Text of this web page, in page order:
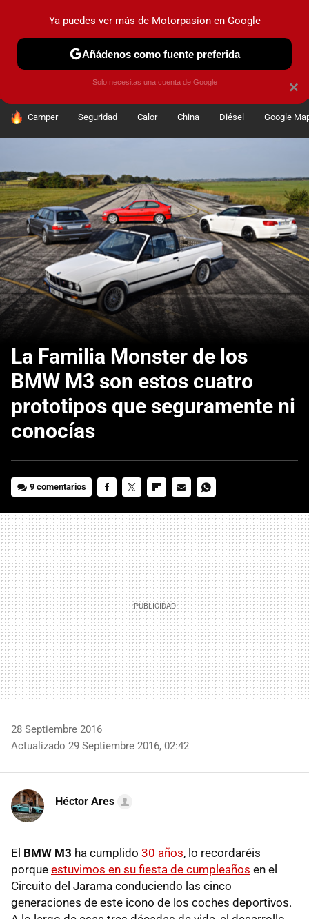
PRUEBAS COCHES ELÉCTRICOS OBSERVATORIO
HOY SE HABLA DE
Camper Seguridad Calor China Diésel Google
La Familia Monster de los
BMW M3 son estos cuatro
prototipos que seguramente ni
conocías
9 comentarios
MAIL
28 Septiembre 2016
Actualizado 29 Septiembre 2016, 02:42
Héctor Ares
El BMW M3 ha cumplido 30 años, lo recordaréis
porque estuvimos en su fiesta de cumpleaños en el
Circuito del Jarama conduciendo las cinco
generaciones de este icono de los coches deportivos.
×
Ya puedes ver más de Motorpasion en Google
Añádenos como fuente preferida
Solo necesitas una cuenta de Google